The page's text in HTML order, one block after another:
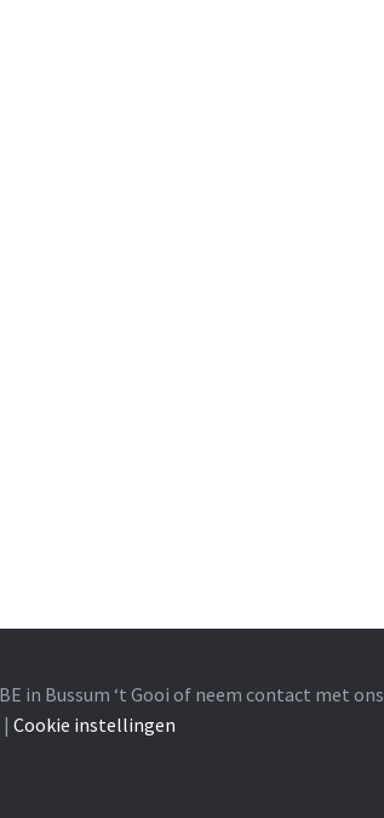
in Bussum ‘t Gooi of neem contact met
|Cookie instellingen